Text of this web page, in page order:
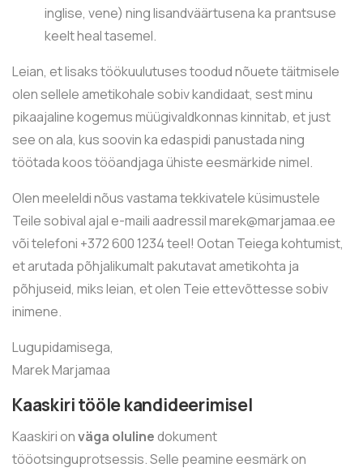
inglise, vene) ning lisandväärtusena ka prantsuse
keelt heal tasemel.
Leian, et lisaks töökuulutuses toodud nõuete täitmisele
olen sellele ametikohale sobiv kandidaat, sest minu
pikaajaline kogemus müügivaldkonnas kinnitab, et just
see on ala, kus soovin ka edaspidi panustada ning
töötada koos tööandjaga ühiste eesmärkide nimel.
Olen meeleldi nõus vastama tekkivatele küsimustele
Teile sobival ajal e-maili aadressil marek@marjamaa.ee
või telefoni +372 600 1234 teel! Ootan Teiega kohtumist,
et arutada põhjalikumalt pakutavat ametikohta ja
põhjuseid, miks leian, et olen Teie ettevõttesse sobiv
inimene.
Lugupidamisega,
Marek Marjamaa
Kaaskiri tööle kandideerimisel
Kaaskiri onväga olulinedokument
tööotsinguprotsessis. Selle peamine eesmärk on